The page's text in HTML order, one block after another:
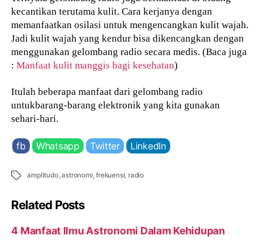
kecantikan terutama kulit. Cara kerjanya dengan
memanfaatkan osilasi untuk mengencangkan kulit wajah.
Jadi kulit wajah yang kendur bisa dikencangkan dengan
menggunakan gelombang radio secara medis. (Baca juga
:Manfaat kulit manggis bagi kesehatan)
Itulah beberapa manfaat dari gelombang radio
untukbarang-barang elektronik yang kita gunakan
sehari-hari.
fb Whatsapp Twitter LinkedIn
Tags amplitudo,astronomi,frekuensi,radio
Related Posts
4 Manfaat Ilmu Astronomi Dalam Kehidupan